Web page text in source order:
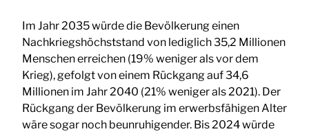
Im Jahr 2035 würde die Bevölkerung einen
Nachkriegshöchststand von lediglich 35,2 Millionen
Menschen erreichen (19% weniger als vor dem
Krieg), gefolgt von einem Rückgang auf 34,6
Millionen im Jahr 2040 (21% weniger als 2021). Der
Rückgang der Bevölkerung im erwerbsfähigen Alter
wäre sogar noch beunruhigender. Bis 2024 würde